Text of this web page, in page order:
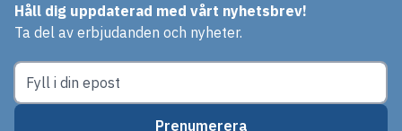
Håll dig uppdaterad med vårt nyhetsbrev!
Ta del av erbjudanden och nyheter.
Prenumerera